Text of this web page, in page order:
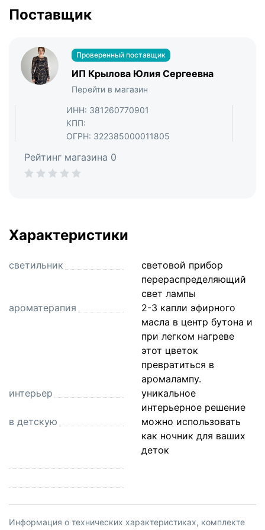
Поставщик
Проверенный поставщик
ИП Крылова Юлия Сергеевна
Перейти в магазин
ИНН: 381260770901
КПП:
ОГРН: 322385000011805
Рейтинг магазина 0
Характеристики
светильник
световой прибор
перераспределяющий
свет лампы
ароматерапия
2-3 капли эфирного
масла в центр бутона и
при легком нагреве
этот цветок
превратиться в
аромалампу.
интерьер
уникальное
интерьерное решение
в детскую
можно использовать
как ночник для ваших
деток
Информация о технических характеристиках, комплекте